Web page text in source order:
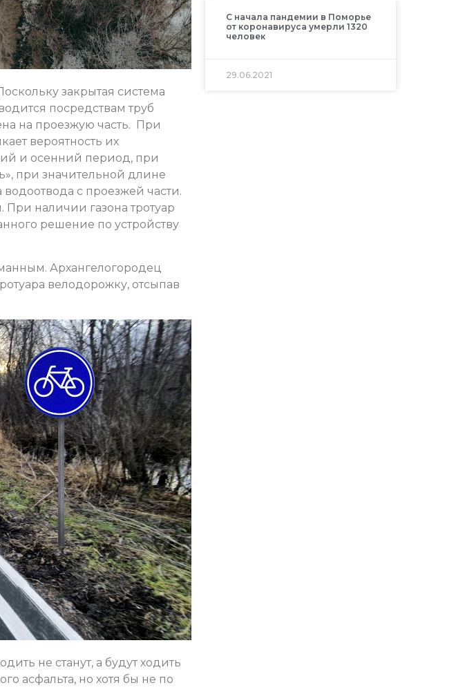
закрытая система
посредствам труб
на проезжую часть. При
вероятность их
и осенний период, при
при значительной длине
с проезжей части.
наличии газона тротуар
решение по устройству
Архангелогородец
велодорожку, отсыпав
не станут, а будут ходить
асфальта, но хотя бы не по
С начала пандемии в Поморье
от коронавируса умерли 1320
человек
29.06.2021